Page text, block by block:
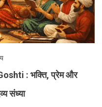
: भक्ति, प्रेम और
संध्या